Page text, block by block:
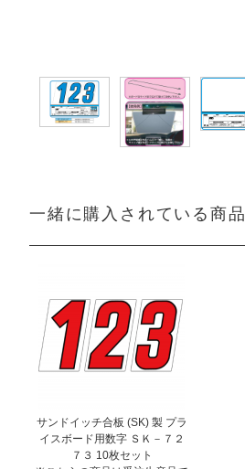
一緒に購入されている商品
サンドイッチ合板 (SK) 製 プラ
イスボード用数字 ＳＫ－７２
７３ 10枚セット